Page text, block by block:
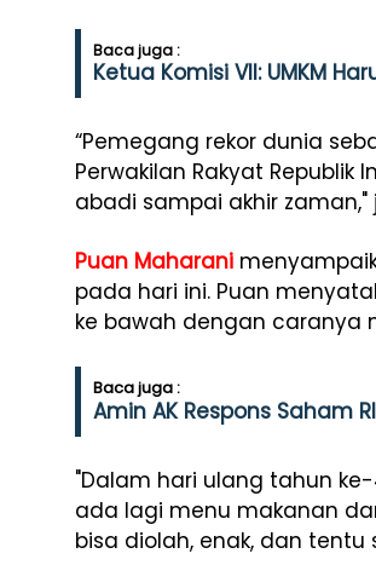
Baca juga :
Ketua Komisi VII: UMKM
“Pemegang rekor dunia
Perwakilan Rakyat
abadi sampai akhir zaman,"
Puan Maharani
pada hari ini. Puan
ke bawah dengan caranya
Baca juga :
Amin AK Respons Saham
"Dalam hari ulang tahun
ada lagi menu makanan
bisa diolah, enak, dan